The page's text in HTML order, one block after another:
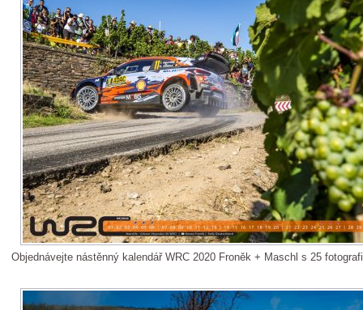
Objednávejte nástěnný kalendář WRC 2020 Froněk + Maschl s 25